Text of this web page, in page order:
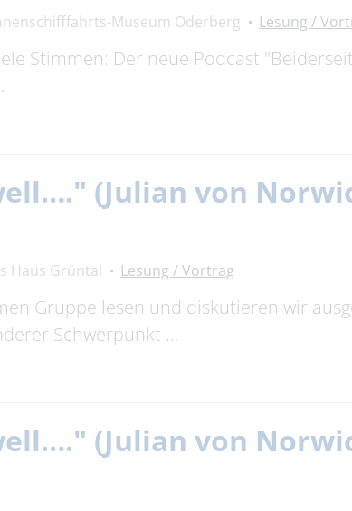
Museum Oderberg Lesung /
Stimmen: Der neue Podcast
(Julian von
Haus Grüntal Lesung / Vortrag
Gruppe lesen und diskutieren wir
Schwerpunkt …
(Julian von